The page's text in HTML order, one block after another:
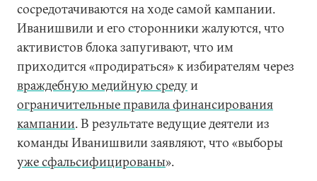
сосредотачиваются на ходе самой кампании.
Иванишвили и его сторонники жалуются, что
активистов блока запугивают, что им
приходится «продираться» к избирателям через
враждебную медийную средуи
ограничительные правила финансирования
кампании. В результате ведущие деятели из
команды Иванишвили заявляют, что «выборы
уже сфальсифицированы».